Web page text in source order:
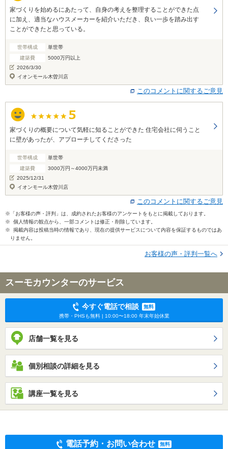
家づくりを始めるにあたって、自身の考えを整理することができた点
に加え、適当なハウスメーカーを紹介いただき、良い一歩を踏み出す
ことができたと思っている。
世帯構成
単世帯
建築費
5000万円以上
2026/3/30
イオンモール木曽川店
このコメントに関するご意見
家づくりの概要について気軽に知ることができた 住宅会社に伺うこと
に壁があったが、アプローチしてくださった
世帯構成
単世帯
建築費
3000万円～4000万円未満
2025/12/31
イオンモール木曽川店
このコメントに関するご意見
※「お客様の声・評判」は、成約されたお客様のアンケートをもとに掲載しております。
※ 個人情報の観点から、一部コメントは修正・削除しています。
※ 掲載内容は投稿当時の情報であり、現在の提供サービスについて内容を保証するものではあ
りません。
お客様の声・評判一覧へ
スーモカウンターのサービス
今すぐ電話で相談
無料
携帯・PHSも無料 | 10:00〜18:00 年末年始休業
店舗一覧を見る
個別相談の詳細を見る
講座一覧を見る
電話予約・お問い合わせ 無料